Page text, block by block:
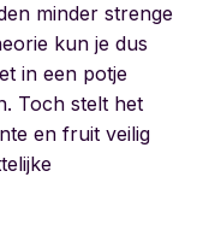
minder strenge
kun je dus
in een potje
Toch stelt het
en fruit veilig